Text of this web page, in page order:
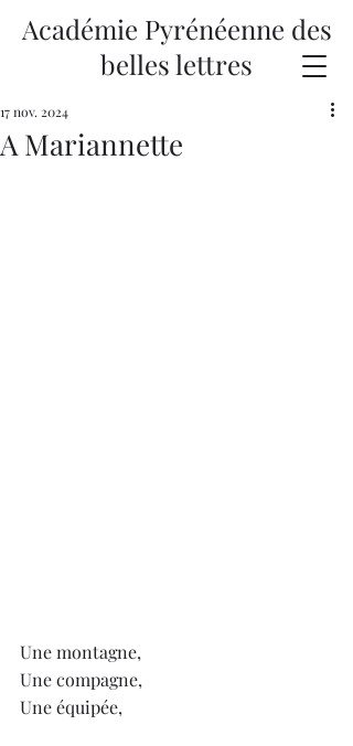
Académie Pyrénéenne des
belles lettres
A Mariannette
17 nov. 2024
Une montagne,
Une compagne,
Une équipée,